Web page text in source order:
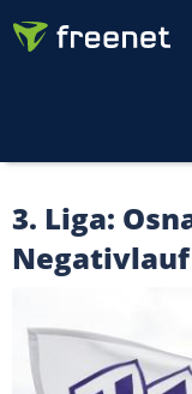
3. Liga:
Negativlauf